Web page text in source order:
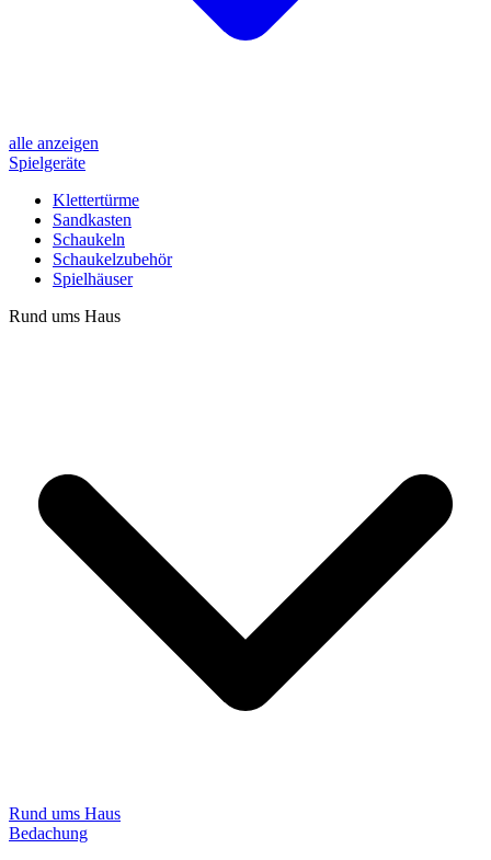
alle anzeigen
Spielgeräte
Klettertürme
Sandkasten
Schaukeln
Schaukelzubehör
Spielhäuser
Rund ums Haus
Rund ums Haus
Bedachung